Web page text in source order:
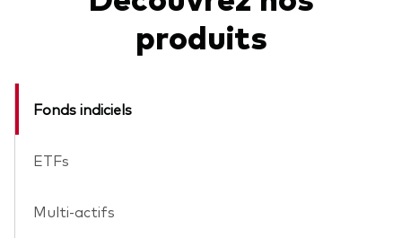
produits
Fonds indiciels
ETFs
Multi-actifs